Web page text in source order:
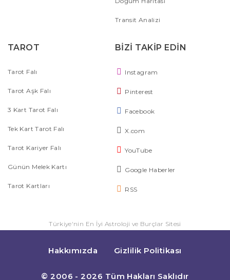
Transit Analizi
TAROT
Tarot Falı
Tarot Aşk Falı
3 Kart Tarot Falı
Tek Kart Tarot Falı
Tarot Kariyer Falı
Günün Melek Kartı
Tarot Kartları
BİZİ TAKİP EDİN
Instagram
Pinterest
Facebook
X.com
YouTube
Google Haberler
RSS
Türkiye'nin En İyi Astroloji ve Burçlar Sitesi
Hakkımızda Gizlilik Politikası
© 2006 - 2026 Tüm Hakları Saklıdır